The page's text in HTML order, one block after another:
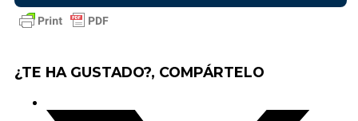
¿TE HA GUSTADO?, COMPÁRTELO